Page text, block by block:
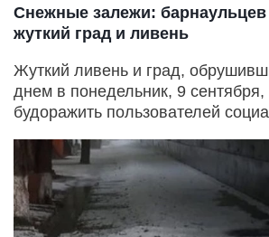
Снежные залежи: барнаульцев
жуткий град и ливень
Жуткий ливень и град,
днем в понедельник, 9
будоражить пользователей